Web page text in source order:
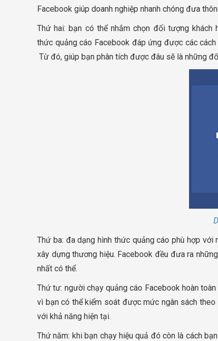
Facebook giúp doanh nghiệp nhanh chóng đưa
Thứ hai: bạn có thể nhắm chọn đối tượng
thức quảng cáo Facebook đáp ứng được các
Từ đó, giúp bạn phân tích được đâu sẽ là những
Thứ ba: đa dạng hình thức quảng cáo phù hợp
xây dựng thương hiệu. Facebook đều đưa ra
nhất có thể.
Thứ tư: người chạy quảng cáo Facebook hoàn
vì bạn có thể kiểm soát được mức ngân sách
với khả năng hiện tại.
Thứ năm: khi bạn chạy hiệu quả đó còn là cách